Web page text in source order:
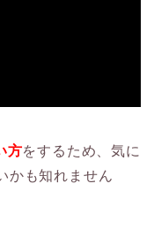
方をするため、気に
かも知れません